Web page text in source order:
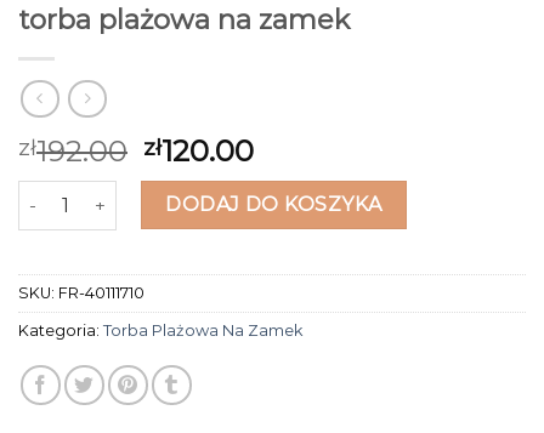
torba plażowa na zamek
zł192.00 zł120.00
ilość torba plażowa na zamekDODAJ DO KOSZYKA
SKU: FR-40111710
Kategoria: Torba Plażowa Na Zamek